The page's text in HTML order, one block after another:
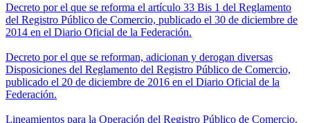
Decreto por el que se reforma el artículo 33 Bis 1 del Reglamento
del Registro Público de Comercio, publicado el 30 de diciembre de
2014 en el Diario Oficial de la Federación.
Decreto por el que se reforman, adicionan y derogan diversas
Disposiciones del Reglamento del Registro Público de Comercio,
publicado el 20 de diciembre de 2016 en el Diario Oficial de la
Federación.
Lineamientos para la Operación del Registro Público de Comercio.